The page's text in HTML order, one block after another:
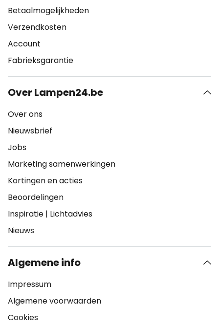
Betaalmogelijkheden
Verzendkosten
Account
Fabrieksgarantie
Over Lampen24.be
Over ons
Nieuwsbrief
Jobs
Marketing samenwerkingen
Kortingen en acties
Beoordelingen
Inspiratie | Lichtadvies
Nieuws
Algemene info
Impressum
Algemene voorwaarden
Cookies